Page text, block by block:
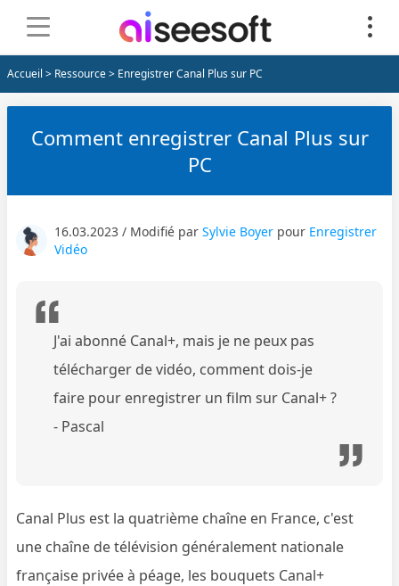
Accueil > Ressource> Enregistrer Canal Plus sur PC
Comment enregistrer Canal Plus sur
PC
16.03.2023 / Modifié parSylvie Boyer pour Enregistrer
Vidéo
J'ai abonné Canal+, mais je ne peux pas
télécharger de vidéo, comment dois-je
faire pour enregistrer un film sur Canal+ ?
- Pascal
Canal Plus est la quatrième chaîne en France, c'est
une chaîne de télévision généralement nationale
française privée à péage, les bouquets Canal+